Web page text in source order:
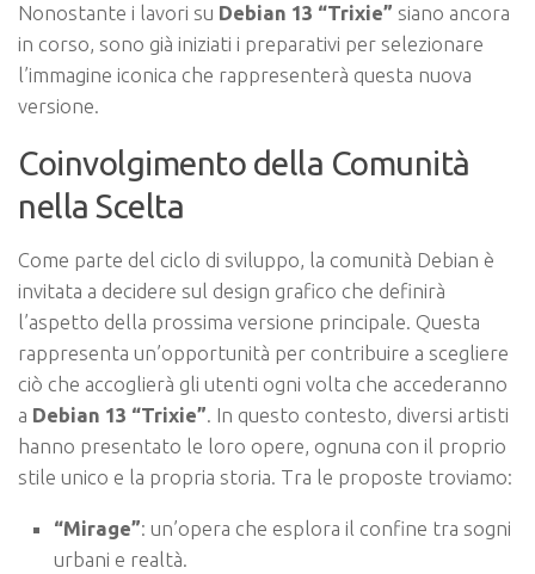
Nonostante i lavori su Debian 13 “Trixie” siano ancora
in corso, sono già iniziati i preparativi per selezionare
l’immagine iconica che rappresenterà questa nuova
versione.
Coinvolgimento della Comunità
nella Scelta
Come parte del ciclo di sviluppo, la comunità Debian è
invitata a decidere sul design grafico che definirà
l’aspetto della prossima versione principale. Questa
rappresenta un’opportunità per contribuire a scegliere
ciò che accoglierà gli utenti ogni volta che accederanno
a Debian 13 “Trixie”. In questo contesto, diversi artisti
hanno presentato le loro opere, ognuna con il proprio
stile unico e la propria storia. Tra le proposte troviamo:
“Mirage”: un’opera che esplora il confine tra sogni
urbani e realtà.